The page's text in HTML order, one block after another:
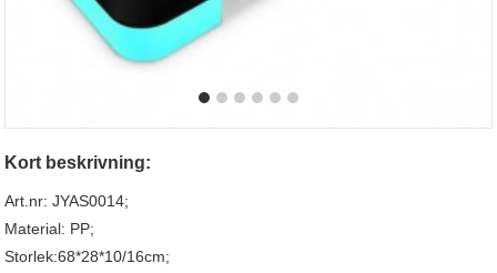
Kort beskrivning:
Art.nr: JYAS0014;
Material: PP;
Storlek:68*28*10/16cm;